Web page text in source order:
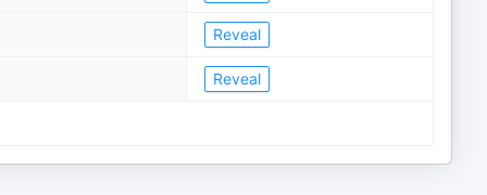
Reveal
Reveal